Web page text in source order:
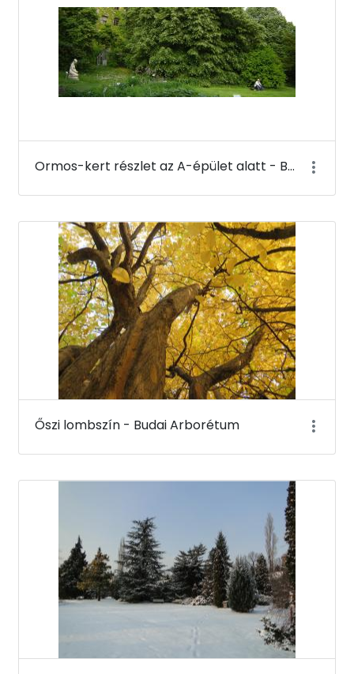
Ormos-kert részlet az A-épület alatt - Budai Arborétum
Őszi lombszín - Budai Arborétum